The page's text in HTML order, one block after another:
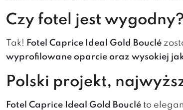
Czy fotel jest wygodny?
Tak! Fotel Caprice Ideal Gold Bouclé
wyprofilowane oparcie oraz wysokiej
Polski projekt,
Fotel Caprice Ideal Gold Bouclé to